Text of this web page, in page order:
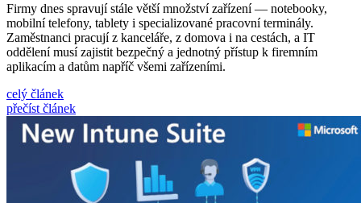
Firmy dnes spravují stále větší množství zařízení — notebooky,
mobilní telefony, tablety i specializované pracovní terminály.
Zaměstnanci pracují z kanceláře, z domova i na cestách, a IT
oddělení musí zajistit bezpečný a jednotný přístup k firemním
aplikacím a datům napříč všemi zařízeními.
celý článek
přečíst článek